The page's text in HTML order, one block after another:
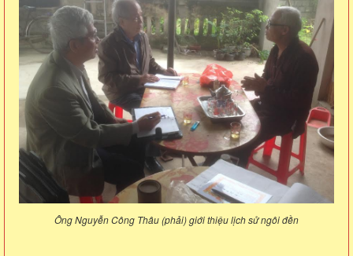
Ông Nguyễn Công Thâu (phải) giới thiệu lịch sử ngôi đền